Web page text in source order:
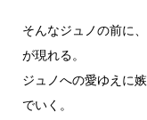
そんなジュノの前に
が現れる。
ジュノへの愛ゆえに
でいく。